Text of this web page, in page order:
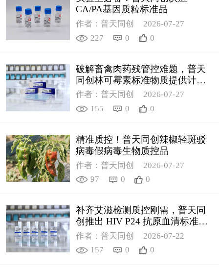
CA/PA基因质粒标准品
作者：普天同创
2026-07-27
227
0 0
破解畜禽肉药残管控难题，普天
同创林可霉素标准物质提供计量
支撑
作者：普天同创
2026-07-27
155
0 0
精准质控！普天同创辣椒轻斑驳
病毒假病毒生物质控品
作者：普天同创
2026-07-27
97
0 0
补齐艾滋检测质控刚需，普天同
创推出 HIV P24 抗原血清标准物
质
作者：普天同创
2026-07-22
157
0 0